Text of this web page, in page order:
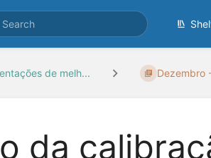
de melh... Dezembro
da